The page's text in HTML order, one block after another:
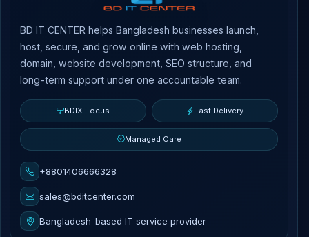
BD IT CENTER helps Bangladesh businesses launch,
host, secure, and grow online with web hosting,
domain, website development, SEO structure, and
long-term support under one accountable team.
BDIX Focus Fast Delivery
Managed Care
+8801406666328
sales@bditcenter.com
Bangladesh-based IT service provider